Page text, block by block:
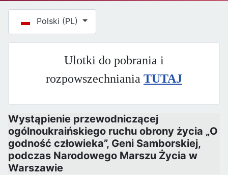
Wybierz swój język
Polski (PL)
Ulotki do pobrania i
rozpowszechniania TUTAJ
Wystąpienie przewodniczącej
ogólnoukraińskiego ruchu obrony życia „O
godność człowieka”, Geni Samborskiej,
podczas Narodowego Marszu Życia w
Warszawie